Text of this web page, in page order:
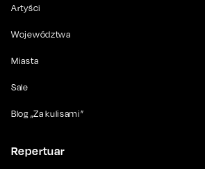
Artyści
Województwa
Miasta
Sale
Blog „Za kulisami”
Repertuar